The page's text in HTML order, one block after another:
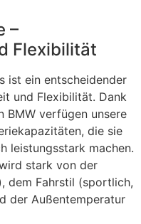
–
Flexibilität
ist ein entscheidender
und Flexibilität. Dank
BMW verfügen unsere
die sie
leistungsstark machen.
stark von der
dem Fahrstil (sportlich,
der Außentemperatur